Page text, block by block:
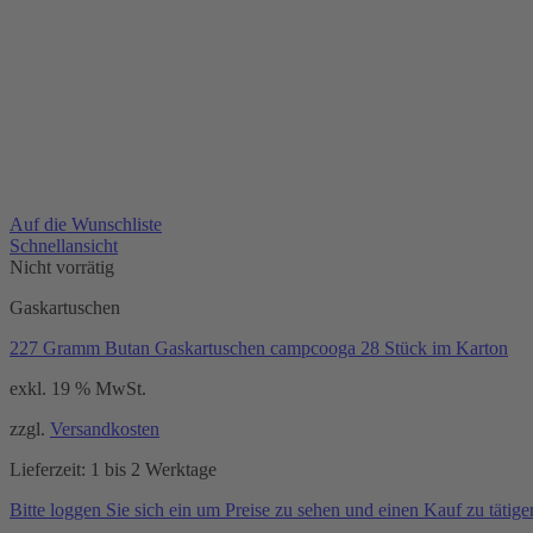
Auf die Wunschliste
Schnellansicht
Nicht vorrätig
Gaskartuschen
227 Gramm Butan Gaskartuschen campcooga 28 Stück im Karton
exkl. 19 % MwSt.
zzgl. Versandkosten
Lieferzeit: 1 bis 2 Werktage
Bitte loggen Sie sich ein um Preise zu sehen und einen Kauf zu